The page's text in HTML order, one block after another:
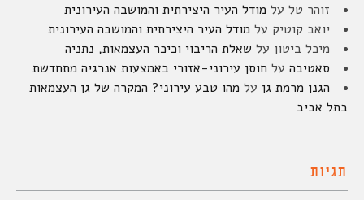
זוהר טל על מודל העיר היצירתית והמושבה העירונית
יואב קוטיק על מודל העיר היצירתית והמושבה העירונית
מיכל ביטון על שאלת הריבוי וכיכר העצמאות, נתניה
סאטיבה על חוסן עירוני-אזורי באמצעות אנרגיה מתחדשת
הגנן מרמת גן על מהו טבע עירוני? המקרה של גן העצמאות
בתל אביב
תגיות